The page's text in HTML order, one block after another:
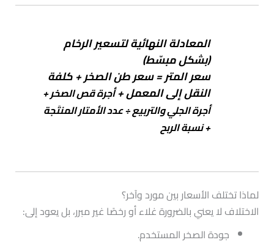
المعادلة النهائية لتسعير الرخام
(بشكل مبسّط)
سعر المتر = سعر طن الصخر + كلفة
النقل إلى المعمل +أجرة قص الصخر +
أجرة الجلي والتربيع÷ عدد الأمتار المنتَجة
+نسبة الربح
لماذا تختلف الأسعار بين مورد وآخر؟
الاختلاف لا يعني بالضرورة غلاء أو رخصًا غير مبرر، بل يعود إلى:
جودة الصخر المستخدم.